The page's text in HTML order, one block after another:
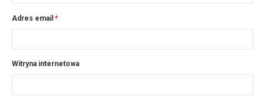
Adres email *
Witryna internetowa